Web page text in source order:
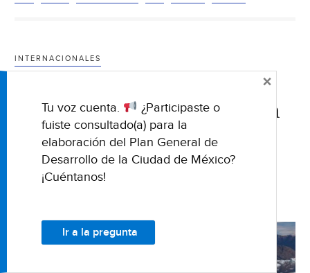
lagos
INTERNACIONALES
desaparición de un lago en
Groenlandia (National
Geographic)
Tu voz cuenta.
¿Participaste o
fuiste consultado(a) para la
elaboración del Plan General de
Desarrollo de la Ciudad de México?
¡Cuéntanos!
Ir a la pregunta
×